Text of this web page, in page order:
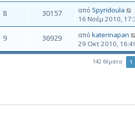
8 30157 από Spyridoula
16 Νοέμ 2010,
9 36929 από katerinapan
29 Οκτ 2010,
142 θέματα 1